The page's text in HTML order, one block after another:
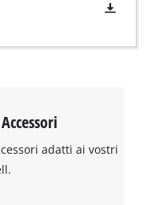
adatti ai vostri